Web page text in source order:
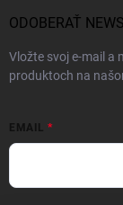
ODOBERAŤ
Vložte svoj e-mail a
produktoch na
EMAIL